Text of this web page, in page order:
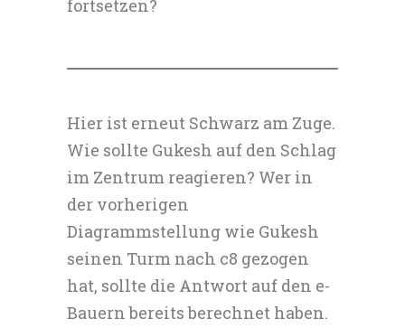
fortsetzen?
Hier ist erneut Schwarz am Zuge.
Wie sollte Gukesh auf den Schlag
im Zentrum reagieren? Wer in
der vorherigen
Diagrammstellung wie Gukesh
seinen Turm nach c8 gezogen
hat, sollte die Antwort auf den e-
Bauern bereits berechnet haben.